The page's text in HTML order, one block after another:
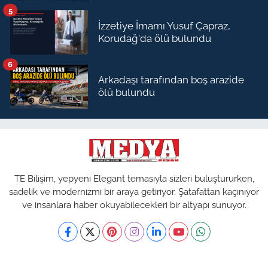
İzzetiye İmamı Yusuf Çapraz,
Korudağ'da ölü bulundu
5
Arkadaşı tarafından boş arazide
ölü bulundu
6
TE Bilişim, yepyeni Elegant temasıyla sizleri buluştururken,
sadelik ve modernizmi bir araya getiriyor. Şatafattan kaçınıyor
ve insanlara haber okuyabilecekleri bir altyapı sunuyor.